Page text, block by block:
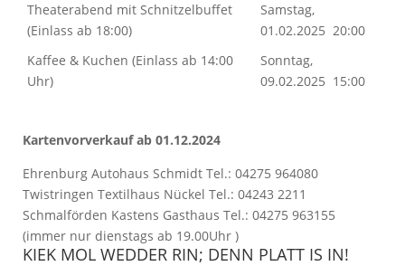
Theaterabend mit Schnitzelbuffet
(Einlass ab 18:00)
Samstag,
01.02.2025 20:00
Kaffee & Kuchen (Einlass ab 14:00
Uhr)
Sonntag,
09.02.2025 15:00
Kartenvorverkauf ab 01.12.2024
Ehrenburg Autohaus Schmidt Tel.: 04275 964080
Twistringen Textilhaus Nückel Tel.: 04243 2211
Schmalförden Kastens Gasthaus Tel.: 04275 963155
(immer nur dienstags ab 19.00Uhr )
KIEK MOL WEDDER RIN; DENN PLATT IS IN!